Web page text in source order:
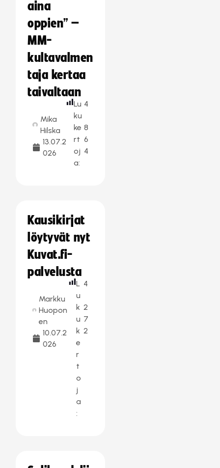
aina
oppien” –
MM-
kultavalmen
taja kertaa
taivaltaan
Mika
Hilska
13.07.2
026
Lu
ku
ke
rt
oj
a:
4
8
6
4
Kausikirjat
löytyvät nyt
Kuvat.fi-
palvelusta
Markku
Huopon
en
10.07.2
026
L
u
k
u
k
e
r
t
o
j
a
:
4
2
7
2